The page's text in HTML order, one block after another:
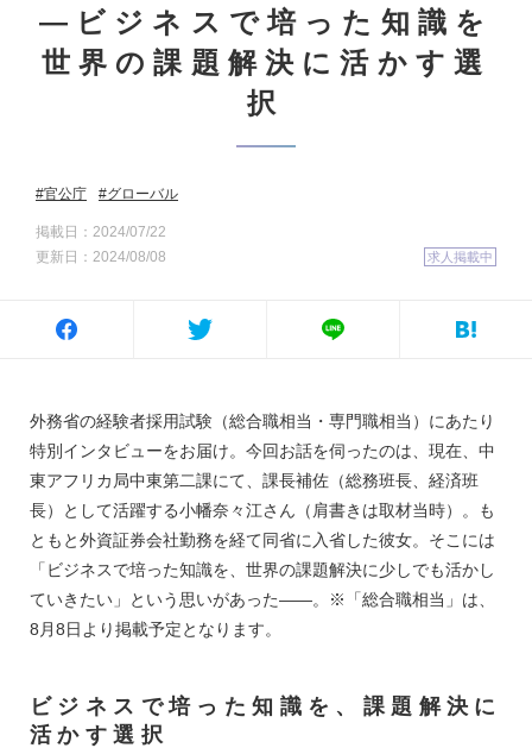
―ビジネスで培った知識を
世界の課題解決に活かす選
択
官公庁 グローバル
掲載日：2024/07/22
更新日：2024/08/08
求人掲載中
外務省の経験者採用試験（総合職相当・専門職相当）にあたり
特別インタビューをお届け。今回お話を伺ったのは、現在、中
東アフリカ局中東第二課にて、課長補佐（総務班長、経済班
長）として活躍する小幡奈々江さん（肩書きは取材当時）。も
ともと外資証券会社勤務を経て同省に入省した彼女。そこには
「ビジネスで培った知識を、世界の課題解決に少しでも活かし
ていきたい」という思いがあった――。※「総合職相当」は、
8月8日より掲載予定となります。
ビジネスで培った知識を、課題解決に
活かす選択